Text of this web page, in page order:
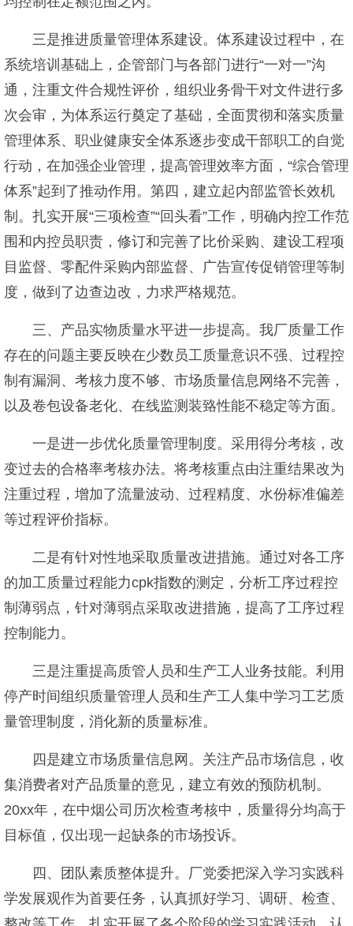
三是推进质量管理体系建设。体系建设过程中，在
系统培训基础上，企管部门与各部门进行“一对一”沟
通，注重文件合规性评价，组织业务骨干对文件进行多
次会审，为体系运行奠定了基础，全面贯彻和落实质量
管理体系、职业健康安全体系逐步变成干部职工的自觉
行动，在加强企业管理，提高管理效率方面，“综合管理
体系”起到了推动作用。第四，建立起内部监管长效机
制。扎实开展“三项检查”“回头看”工作，明确内控工作范
围和内控员职责，修订和完善了比价采购、建设工程项
目监督、零配件采购内部监督、广告宣传促销管理等制
度，做到了边查边改，力求严格规范。
三、产品实物质量水平进一步提高。我厂质量工作
存在的问题主要反映在少数员工质量意识不强、过程控
制有漏洞、考核力度不够、市场质量信息网络不完善，
以及卷包设备老化、在线监测装臵性能不稳定等方面。
一是进一步优化质量管理制度。采用得分考核，改
变过去的合格率考核办法。将考核重点由注重结果改为
注重过程，增加了流量波动、过程精度、水份标准偏差
等过程评价指标。
二是有针对性地采取质量改进措施。通过对各工序
的加工质量过程能力cpk指数的测定，分析工序过程控
制薄弱点，针对薄弱点采取改进措施，提高了工序过程
控制能力。
三是注重提高质管人员和生产工人业务技能。利用
停产时间组织质量管理人员和生产工人集中学习工艺质
量管理制度，消化新的质量标准。
四是建立市场质量信息网。关注产品市场信息，收
集消费者对产品质量的意见，建立有效的预防机制。
20xx年，在中烟公司历次检查考核中，质量得分均高于
目标值，仅出现一起缺条的市场投诉。
四、团队素质整体提升。厂党委把深入学习实践科
学发展观作为首要任务，认真抓好学习、调研、检查、